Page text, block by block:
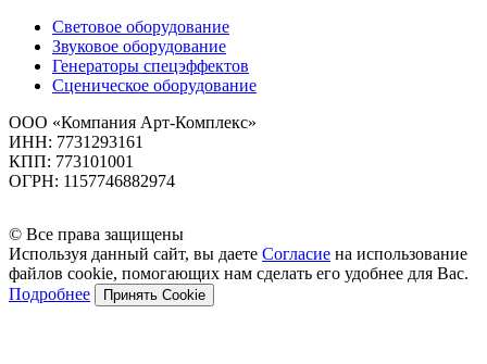
Световое оборудование
Звуковое оборудование
Генераторы спецэффектов
Сценическое оборудование
ООО «Компания Арт-Комплекс»
ИНН: 7731293161
КПП: 773101001
ОГРН: 1157746882974
© Все права защищены
Используя данный сайт, вы даете Согласие на использование
файлов cookie, помогающих нам сделать его удобнее для Вас.
Подробнее
Принять Cookie